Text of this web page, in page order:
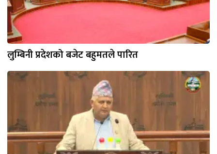
लुम्बिनी प्रदेशको बजेट बहुमतले पारित